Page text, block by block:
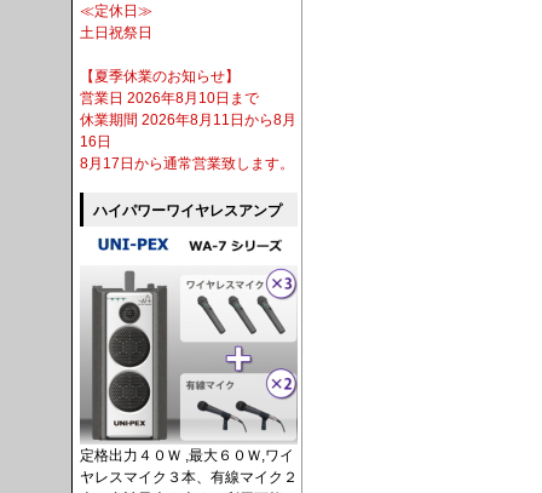
≪定休日≫
土日祝祭日
【夏季休業のお知らせ】
営業日 2026年8月10日まで
休業期間 2026年8月11日から8月
16日
8月17日から通常営業致します。
ハイパワーワイヤレスアンプ
定格出力４０Ｗ ,最大６０Ｗ,ワイ
ヤレスマイク３本、有線マイク２